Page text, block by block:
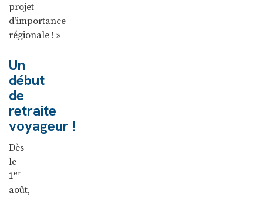
projet
d’importance
régionale ! »
Un
début
de
retraite
voyageur !
Dès
le
1er
août,